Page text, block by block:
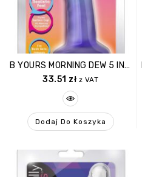
B YOURS MORNING DEW 5 INCH DILDO SAPPHIRE
33.51 zł z VAT
Dodaj Do Koszyka